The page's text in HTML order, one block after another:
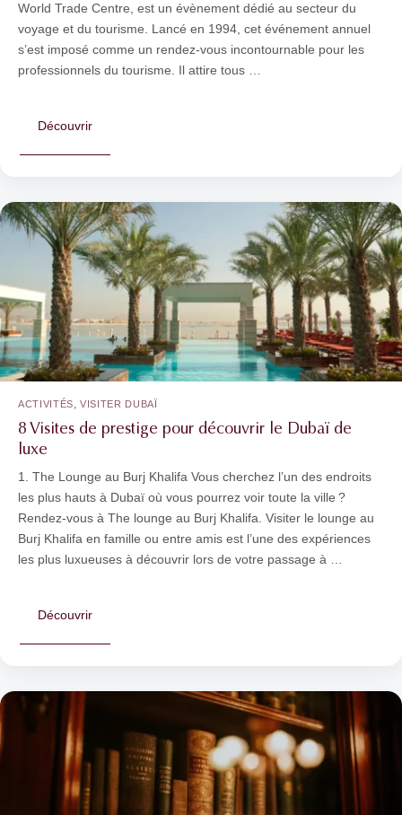
World Trade Centre, est un évènement dédié au secteur du
voyage et du tourisme. Lancé en 1994, cet événement annuel
s’est imposé comme un rendez-vous incontournable pour les
professionnels du tourisme. Il attire tous …
Découvrir
8 Visites de prestige pour découvrir le Dubaï de
luxe
1. The Lounge au Burj Khalifa Vous cherchez l’un des endroits
les plus hauts à Dubaï où vous pourrez voir toute la ville ?
Rendez-vous à The lounge au Burj Khalifa. Visiter le lounge au
Burj Khalifa en famille ou entre amis est l’une des expériences
les plus luxueuses à découvrir lors de votre passage à …
Découvrir
ACTIVITÉS,VISITER DUBAÏ